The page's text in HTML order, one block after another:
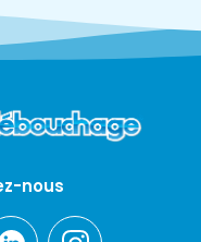
nous